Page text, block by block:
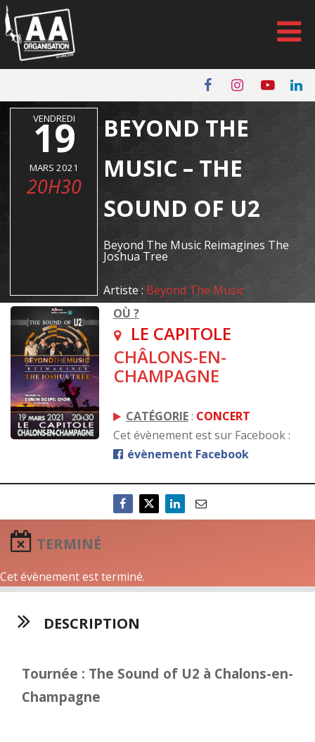
Panneau de gestion des cookies
VENDREDI
19
MARS 2021
20H30
BEYOND THE
MUSIC – THE
SOUND OF U2
Beyond The Music Reimagines The
Joshua Tree
Artiste :Beyond The Music
OÙ ?
LE CAPITOLE
CHÂLONS-EN-
CHAMPAGNE
CATÉGORIE: CONCERT
Cet évènement est sur Facebook :
évènement Facebook
TERMINÉ
Cet évènement est terminé.
DESCRIPTION
Tournée : The Sound of U2 à Chalons-en-
Champagne